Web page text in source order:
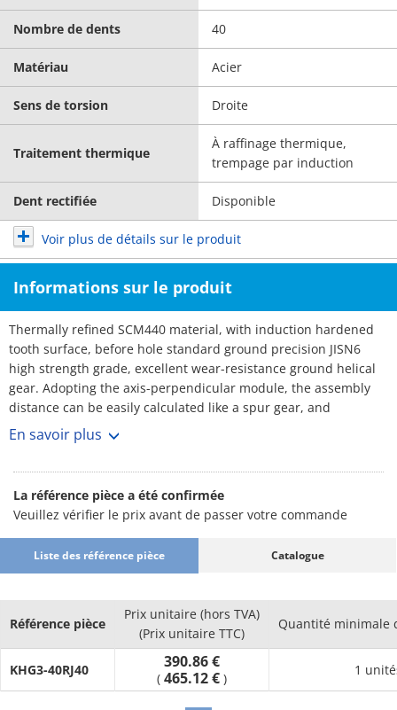
Nombre de dents 40
Matériau Acier
Sens de torsion Droite
Traitement thermique
À raffinage thermique,
trempage par induction
Dent rectifiée Disponible
Voir plus de détails sur le produit
Informations sur le produit
Thermally refined SCM440 material, with induction hardened
tooth surface, before hole standard ground precision JISN6
high strength grade, excellent wear-resistance ground helical
gear. Adopting the axis-perpendicular module, the assembly
distance can be easily calculated like a spur gear, and
replacement with a spur gear of the same specification is
En savoir plus
La référence pièce a été confirmée
Veuillez vérifier le prix avant de passer votre commande
Liste des référence pièce Catalogue
Référence pièce
Prix unitaire (hors TVA)
(Prix unitaire TTC)
Quantité minimale
KHG3-40RJ40 390.86 €
( 465.12 € )
1